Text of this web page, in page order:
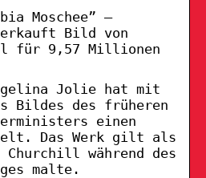
Moschee” –
Bild von
für 9,57 Millionen
Jolie hat mit
Bildes des früheren
einen
Das Werk gilt als
während des
malte.